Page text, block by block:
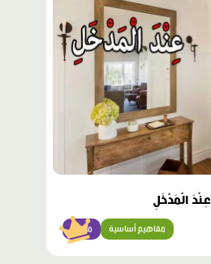
عِنْدَ الْمَدْخَلِ
مبتدئ مفاهيم أساسية